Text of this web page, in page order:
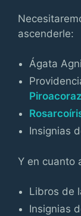
ascenderle:
Ágata
Insignias
Y en cuanto
Libros de
Insignias